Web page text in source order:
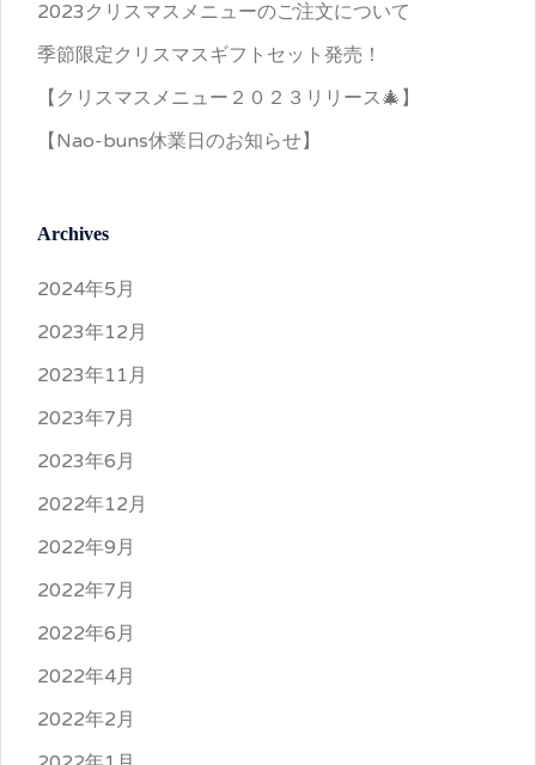
2023クリスマスメニューのご注文について
季節限定クリスマスギフトセット発売！
【クリスマスメニュー２０２３リリース🎄】
【Nao-buns休業日のお知らせ】
Archives
2024年5月
2023年12月
2023年11月
2023年7月
2023年6月
2022年12月
2022年9月
2022年7月
2022年6月
2022年4月
2022年2月